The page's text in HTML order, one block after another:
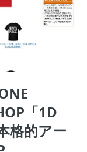
「1D
格的アー